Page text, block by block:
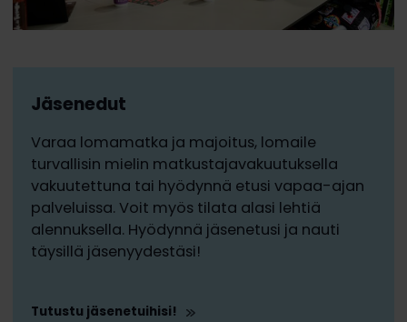
Jäsenedut
Varaa lomamatka ja majoitus, lomaile
turvallisin mielin matkustajavakuutuksella
vakuutettuna tai hyödynnä etusi vapaa-ajan
palveluissa. Voit myös tilata alasi lehtiä
alennuksella. Hyödynnä jäsenetusi ja nauti
täysillä jäsenyydestäsi!
Tutustu jäsenetuihisi!